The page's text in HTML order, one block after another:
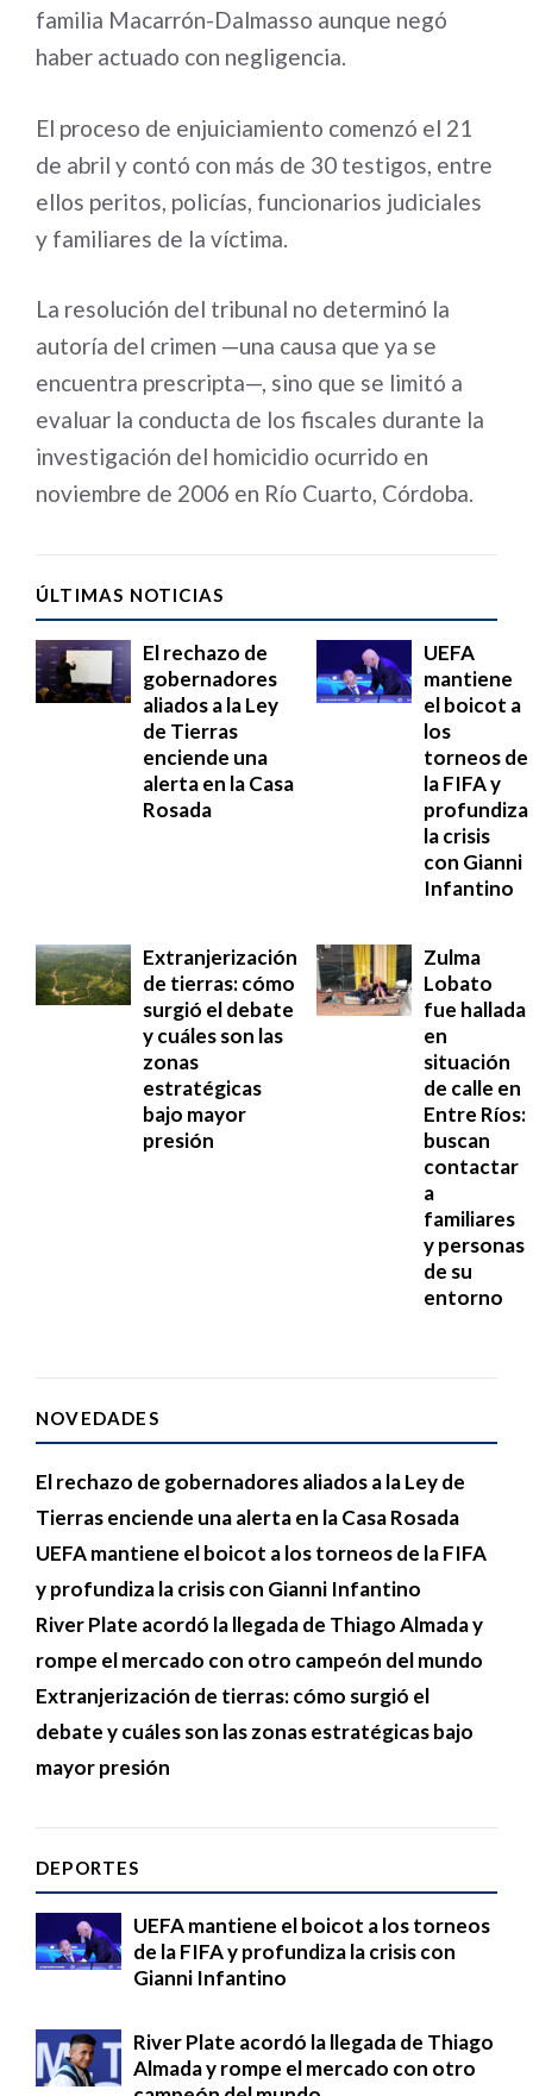
familia Macarrón-Dalmasso aunque negó
haber actuado con negligencia.
El proceso de enjuiciamiento comenzó el 21
de abril y contó con más de 30 testigos, entre
ellos peritos, policías, funcionarios judiciales
y familiares de la víctima.
La resolución del tribunal no determinó la
autoría del crimen —una causa que ya se
encuentra prescripta—, sino que se limitó a
evaluar la conducta de los fiscales durante la
investigación del homicidio ocurrido en
noviembre de 2006 en Río Cuarto, Córdoba.
ÚLTIMAS NOTICIAS
El rechazo de
gobernadores
aliados a la Ley
de Tierras
enciende una
alerta en la Casa
Rosada
UEFA
mantiene
el boicot a
los
torneos de
la FIFA y
profundiza
la crisis
con Gianni
Infantino
Extranjerización
de tierras: cómo
surgió el debate
y cuáles son las
zonas
estratégicas
bajo mayor
presión
Zulma
Lobato
fue hallada
en
situación
de calle en
Entre Ríos:
buscan
contactar
a
familiares
y personas
de su
entorno
NOVEDADES
El rechazo de gobernadores aliados a la Ley de
Tierras enciende una alerta en la Casa Rosada
UEFA mantiene el boicot a los torneos de la FIFA
y profundiza la crisis con Gianni Infantino
River Plate acordó la llegada de Thiago Almada y
rompe el mercado con otro campeón del mundo
Extranjerización de tierras: cómo surgió el
debate y cuáles son las zonas estratégicas bajo
mayor presión
DEPORTES
UEFA mantiene el boicot a los torneos
de la FIFA y profundiza la crisis con
Gianni Infantino
River Plate acordó la llegada de Thiago
Almada y rompe el mercado con otro